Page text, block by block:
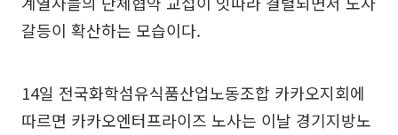
갈등이 확산하는 모습이다.
14일 전국화학섬유식품산업노동조합 카카오지회에
따르면 카카오엔터프라이즈 노사는 이날 경기지방노